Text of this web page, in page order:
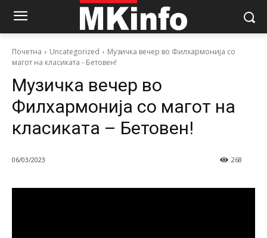
Почетна Uncategorized
Музичка вечер во Филхармонија со
магот на класиката - Бетовен!
Музичка вечер во
Филхармонија со магот на
класиката – Бетовен!
06/03/2023 268